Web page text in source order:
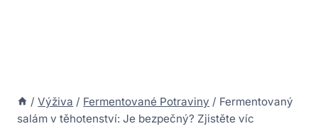
/ Výživa / Fermentované Potraviny / Fermentovaný
salám v těhotenství: Je bezpečný? Zjistěte víc